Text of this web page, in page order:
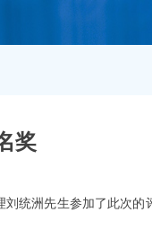
奖
统洲先生参加了此次的